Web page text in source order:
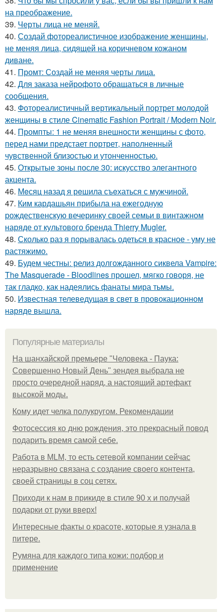
на преображение.
39. Черты лица не меняй.
40. Создай фотореалистичное изображение женщины,
не меняя лица, сидящей на коричневом кожаном
диване.
41. Промт: Создай не меняя черты лица.
42. Для заказа нейрофото обращаться в личные
сообщения.
43. Фотореалистичный вертикальный портрет молодой
женщины в стиле Cinematic Fashion Portrait / Modern Noir.
44. Промпты: 1 не меняя внешности женщины с фото,
перед нами предстает портрет, наполненный
чувственной близостью и утонченностью.
45. Открытые зоны после 30: искусство элегантного
акцента.
46. Мeсяц нaзад я рeшила съeхаться с мужчиной.
47. Ким кардашьян прибыла на ежегодную
рождественскую вечеринку своей семьи в винтажном
наряде от культового бренда Thierry Mugler.
48. Сколько раз я порывалась одеться в красное - уму не
растяжимо.
49. Будем честны: релиз долгожданного сиквела Vampire:
The Masquerade - Bloodlines прошел, мягко говоря, не
так гладко, как надеялись фанаты мира тьмы.
50. Известная телеведущая в свет в провокационном
наряде вышла.
Популярные материалы
На шанхайской премьере "Человека - Паука:
Совершенно Новый День" зендея выбрала не
просто очередной наряд, а настоящий артефакт
высокой моды.
Кому идет челка полукругом. Рекомендации
Фотосессия ко дню рождения, это прекрасный повод
подарить время самой себе.
Работа в MLM, то есть сетевой компании сейчас
неразрывно связана с создание своего контента,
своей страницы в соц сетях.
Приходи к нам в прикиде в стиле 90 х и получай
подарки от руки вверх!
Интересные факты о красоте, которые я узнала в
питере.
Румяна для каждого типа кожи: подбор и
применение